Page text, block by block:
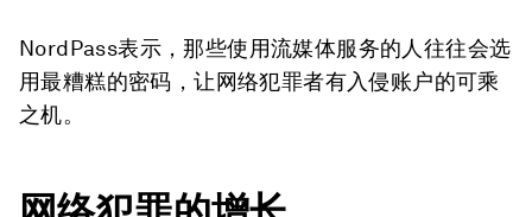
NordPass表示，那些使用流媒体服务的人往往会选
用最糟糕的密码，让网络犯罪者有入侵账户的可乘
之机。